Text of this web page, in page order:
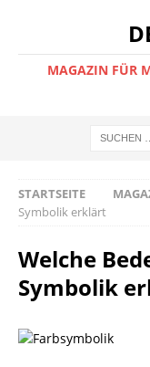
MAGAZIN FÜR
STARTSEITE
Symbolik erklärt
Welche
Symbolik